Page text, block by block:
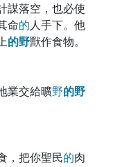
謀落空，也必使
命的人手下。他
的野獸作食物。
業交給曠野的野
，把你聖民的肉